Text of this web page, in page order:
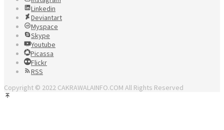
Linkedin
Deviantart
Myspace
Skype
Youtube
Picassa
Flickr
RSS
Copyright © 2022 CAKRAWALAINFO.COM All Rights Reserved